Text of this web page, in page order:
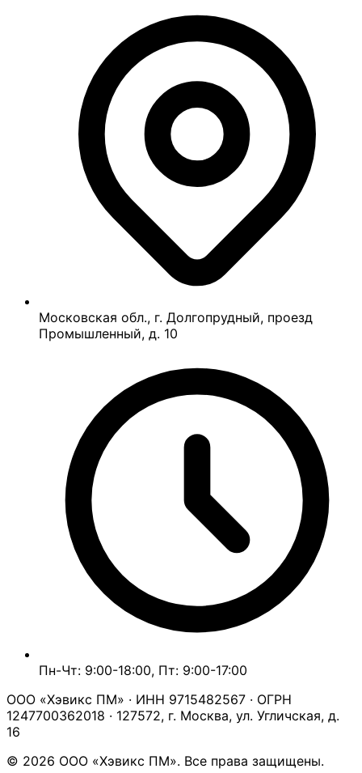
Московская обл., г. Долгопрудный, проезд
Промышленный, д. 10
Пн-Чт: 9:00-18:00, Пт: 9:00-17:00
ООО «Хэвикс ПМ» · ИНН 9715482567 · ОГРН
1247700362018 · 127572, г. Москва, ул. Угличская, д.
16
© 2026 ООО «Хэвикс ПМ». Все права защищены.